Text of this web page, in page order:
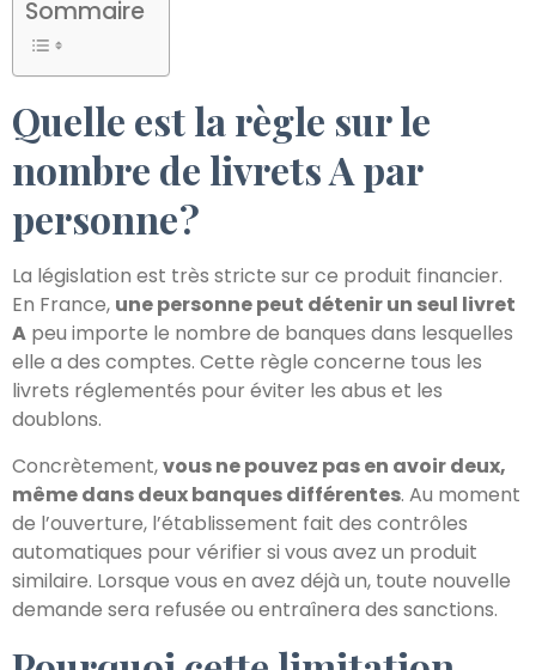
Sommaire
Quelle est la règle sur le
nombre de livrets A par
personne ?
La législation est très stricte sur ce produit financier.
En France, une personne peut détenir un seul livret
A peu importe le nombre de banques dans lesquelles
elle a des comptes. Cette règle concerne tous les
livrets réglementés pour éviter les abus et les
doublons.
Concrètement,vous ne pouvez pas en avoir deux,
même dans deux banques différentes. Au moment
de l’ouverture, l’établissement fait des contrôles
automatiques pour vérifier si vous avez un produit
similaire. Lorsque vous en avez déjà un, toute nouvelle
demande sera refusée ou entraînera des sanctions.